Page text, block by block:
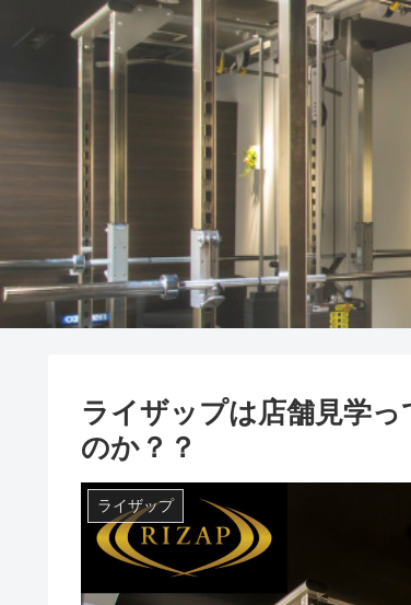
ライザップは店舗見学
のか？？
ライザップ